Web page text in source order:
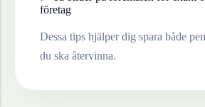
företag
Dessa tips hjälper dig spara både
du ska återvinna.